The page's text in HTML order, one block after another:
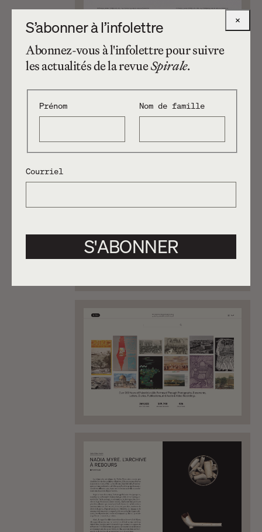
×
S’abonner à l’infolettre
Abonnez-vous à l'infolettre pour suivre
les actualités de la revueSpirale.
Prénom Nom de famille
Courriel
S'ABONNER